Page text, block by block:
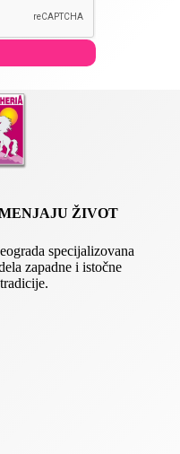
ŽIVOT
specijalizovana
zapadne i istočne